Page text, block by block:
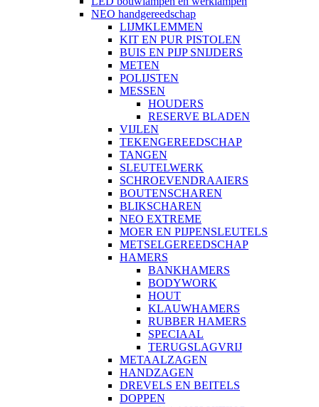
NEO handgereedschap
LIJMKLEMMEN
KIT EN PUR PISTOLEN
BUIS EN PIJP SNIJDERS
METEN
POLIJSTEN
MESSEN
HOUDERS
RESERVE BLADEN
VIJLEN
TEKENGEREEDSCHAP
TANGEN
SLEUTELWERK
SCHROEVENDRAAIERS
BOUTENSCHAREN
BLIKSCHAREN
NEO EXTREME
MOER EN PIJPENSLEUTELS
METSELGEREEDSCHAP
HAMERS
BANKHAMERS
BODYWORK
HOUT
KLAUWHAMERS
RUBBER HAMERS
SPECIAAL
TERUGSLAGVRIJ
METAALZAGEN
HANDZAGEN
DREVELS EN BEITELS
DOPPEN